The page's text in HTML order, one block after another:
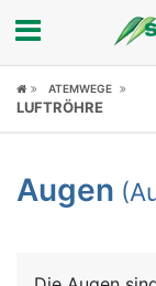
Fokus
Symptome
ATEMWEGE
LUFTRÖHRE
Augen